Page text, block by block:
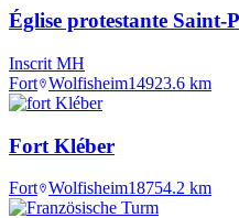
Église protestante Saint-
Inscrit MH
Fort Wolfisheim14923.6 km
Fort Kléber
Fort Wolfisheim18754.2 km